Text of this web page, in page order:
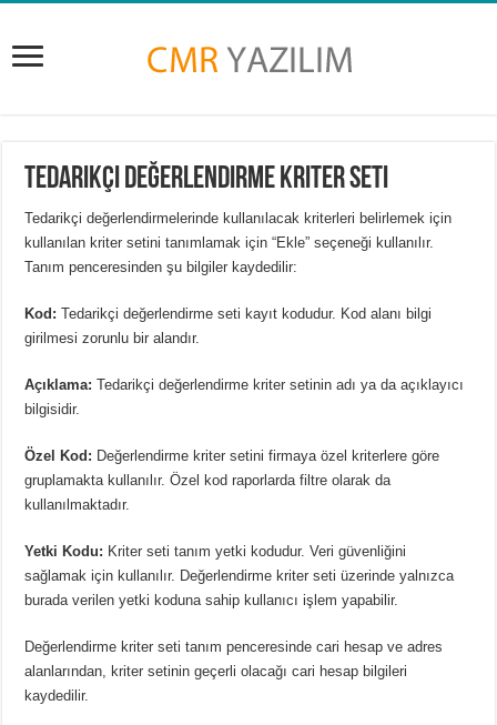
Tedarikçi Değerlendirme Kriter Seti
Tedarikçi değerlendirmelerinde kullanılacak kriterleri belirlemek için
kullanılan kriter setini tanımlamak için “Ekle” seçeneği kullanılır.
Tanım penceresinden şu bilgiler kaydedilir:
Kod: Tedarikçi değerlendirme seti kayıt kodudur. Kod alanı bilgi
girilmesi zorunlu bir alandır.
Açıklama: Tedarikçi değerlendirme kriter setinin adı ya da açıklayıcı
bilgisidir.
Özel Kod: Değerlendirme kriter setini firmaya özel kriterlere göre
gruplamakta kullanılır. Özel kod raporlarda filtre olarak da
kullanılmaktadır.
Yetki Kodu: Kriter seti tanım yetki kodudur. Veri güvenliğini
sağlamak için kullanılır. Değerlendirme kriter seti üzerinde yalnızca
burada verilen yetki koduna sahip kullanıcı işlem yapabilir.
Değerlendirme kriter seti tanım penceresinde cari hesap ve adres
alanlarından, kriter setinin geçerli olacağı cari hesap bilgileri
kaydedilir.